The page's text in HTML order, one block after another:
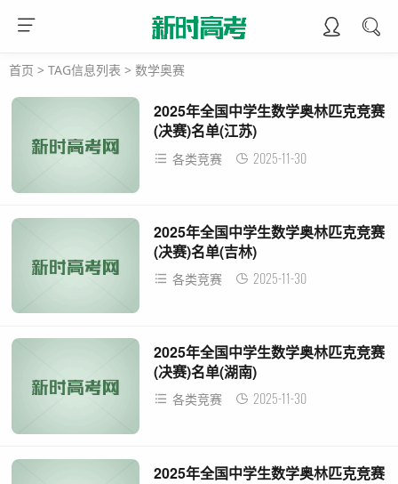
首页 > TAG信息列表 > 数学奥赛
2025年全国中学生数学奥林匹克竞赛
(决赛)名单(江苏)
各类竞赛 2025-11-30
2025年全国中学生数学奥林匹克竞赛
(决赛)名单(吉林)
各类竞赛 2025-11-30
2025年全国中学生数学奥林匹克竞赛
(决赛)名单(湖南)
各类竞赛 2025-11-30
2025年全国中学生数学奥林匹克竞赛